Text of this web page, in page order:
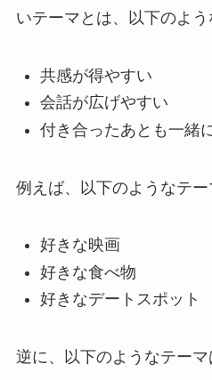
いテーマとは、以下のよう
共感が得やすい
会話が広げやすい
付き合ったあとも一緒
例えば、以下のようなテー
好きな映画
好きな食べ物
好きなデートスポット
逆に、以下のようなテーマ